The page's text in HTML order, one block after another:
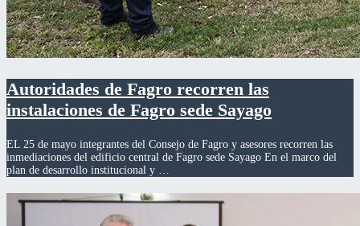
Autoridades de Fagro recorren las
instalaciones de Fagro sede Sayago
EL 25 de mayo integrantes del Consejo de Fagro y asesores recorren las
inmediaciones del edificio central de Fagro sede Sayago En el marco del
plan de desarrollo institucional y …